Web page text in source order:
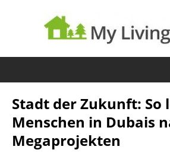
Stadt der Zukunft: So
Menschen in Dubais
Megaprojekten